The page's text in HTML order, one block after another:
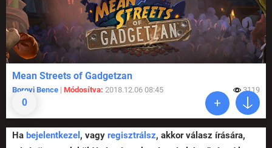
0
Mean Streets of Gadgetzan
Borovi Bence | Módosítva: 2018.12.06 08:45 3119
Ha bejelentkezel , vagy regisztrálsz, akkor válasz írására,